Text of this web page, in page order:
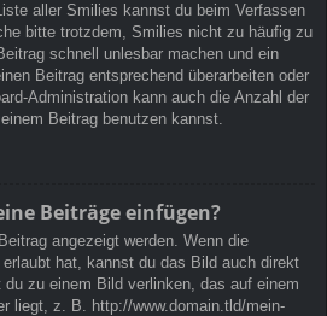
aller Smilies kannst du beim Verfassen
bitte trotzdem, Smilies nicht zu häufig zu
schnell unlesbar machen und ein
Beitrag entsprechend überarbeiten oder
Administration kann auch die Anzahl der
Beitrag benutzen kannst.
Beiträge einfügen?
angezeigt werden. Wenn die
hat, kannst du das Bild auch direkt
zu einem Bild verlinken, das auf einem
liegt, z. B. http://www.domain.tld/mein-